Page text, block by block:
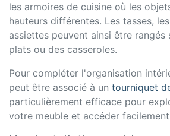
les armoires de cuisine où les
hauteurs différentes. Les tasses,
assiettes peuvent ainsi être rangés
plats ou des casseroles.
Pour compléter l'organisation
peut être associé à un tourniquet
particulièrement efficace pour
votre meuble et accéder